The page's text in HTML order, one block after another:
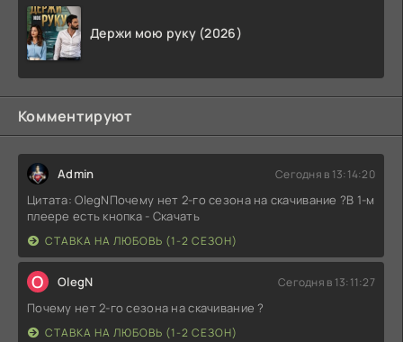
Держи мою руку (2026)
Комментируют
Admin Сегодня в 13:14:20
Цитата: OlegNПочему нет 2-го сезона на скачивание ?В 1-м
плеере есть кнопка - Скачать
СТАВКА НА ЛЮБОВЬ (1-2 СЕЗОН)
O OlegN Сегодня в 13:11:27
Почему нет 2-го сезона на скачивание ?
СТАВКА НА ЛЮБОВЬ (1-2 СЕЗОН)